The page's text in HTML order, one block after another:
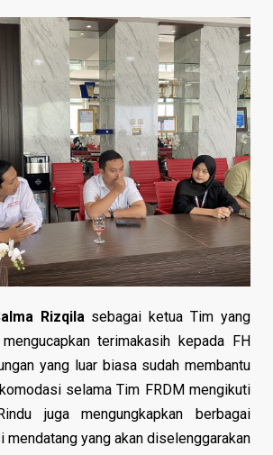
Rizqila sebagai ketua Tim yang
terimakasih kepada FH
yang luar biasa sudah membantu
selama Tim FRDM mengikuti
juga mengungkapkan berbagai
mendatang yang akan diselenggarakan